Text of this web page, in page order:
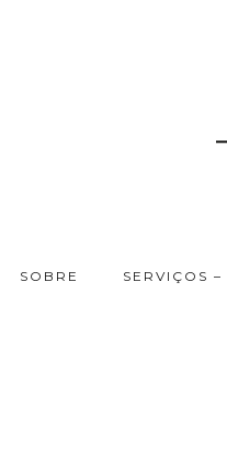
SOBRE SERVIÇOS